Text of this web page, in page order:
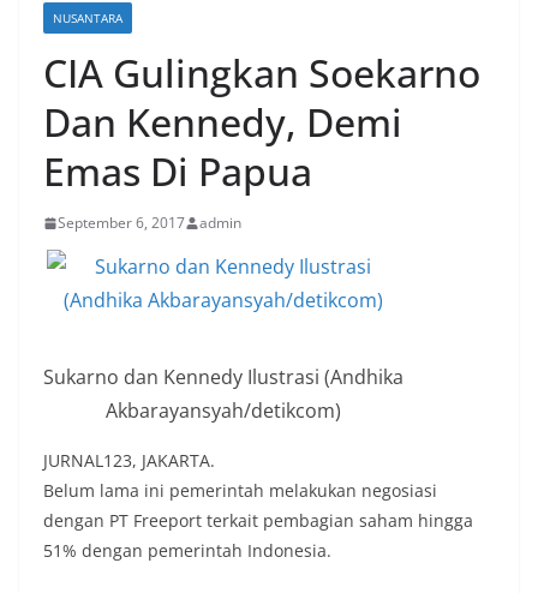
NUSANTARA
CIA Gulingkan Soekarno
Dan Kennedy, Demi
Emas Di Papua
September 6, 2017 admin
Sukarno dan Kennedy Ilustrasi (Andhika
Akbarayansyah/detikcom)
JURNAL123, JAKARTA.
Belum lama ini pemerintah melakukan negosiasi
dengan PT Freeport terkait pembagian saham hingga
51% dengan pemerintah Indonesia.